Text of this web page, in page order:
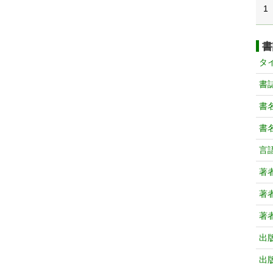
1
タ
書
書
書
言
著
著
著
出
出